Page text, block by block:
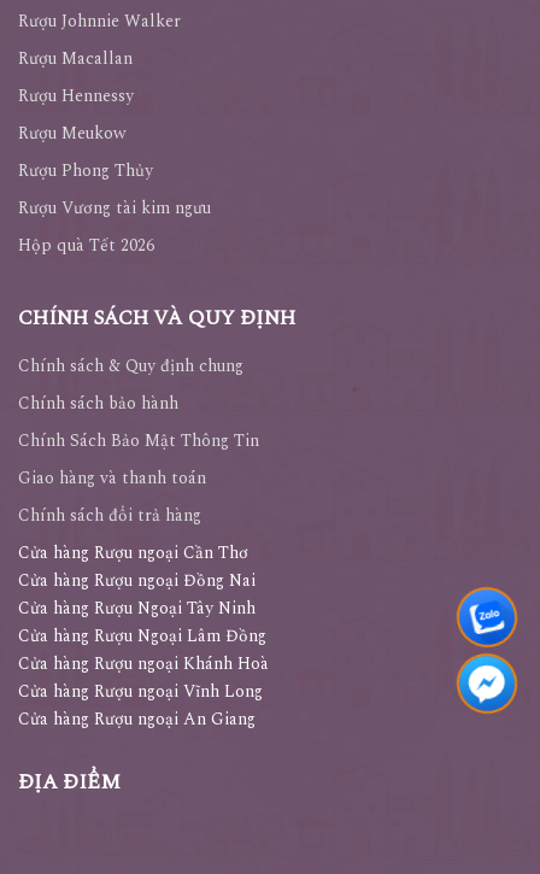
Rượu Macallan
Rượu Hennessy
Rượu Meukow
Rượu Phong Thủy
Rượu Vương tài kim ngưu
Hộp quà Tết 2026
Chính sách & Quy định chung
Chính sách bảo hành
Chính Sách Bảo Mật Thông Tin
Giao hàng và thanh toán
Chính sách đổi trả hàng
Cửa hàng Rượu ngoại Cần Thơ
Cửa hàng Rượu ngoại Đồng Nai
Cửa hàng Rượu Ngoại Tây Ninh
Cửa hàng Rượu Ngoại Lâm Đồng
Cửa hàng Rượu ngoại Khánh Hoà
Cửa hàng Rượu ngoại Vĩnh Long
Cửa hàng Rượu ngoại An Giang